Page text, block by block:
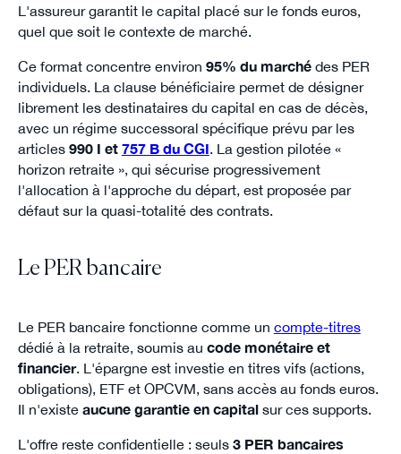
L'assureur garantit le capital placé sur le fonds euros,
quel que soit le contexte de marché.
Ce format concentre environ 95% du marchédes PER
individuels. La clause bénéficiaire permet de désigner
librement les destinataires du capital en cas de décès,
avec un régime successoral spécifique prévu par les
articles 990 I et 757 B du CGI. La gestion pilotée «
horizon retraite », qui sécurise progressivement
l'allocation à l'approche du départ, est proposée par
défaut sur la quasi-totalité des contrats.
Le PER bancaire
Le PER bancaire fonctionne comme un compte-titres
dédié à la retraite, soumis au code monétaire et
financier. L'épargne est investie en titres vifs (actions,
obligations), ETF et OPCVM, sans accès au fonds euros.
Il n'existe aucune garantie en capitalsur ces supports.
L'offre reste confidentielle : seuls 3 PER bancaires